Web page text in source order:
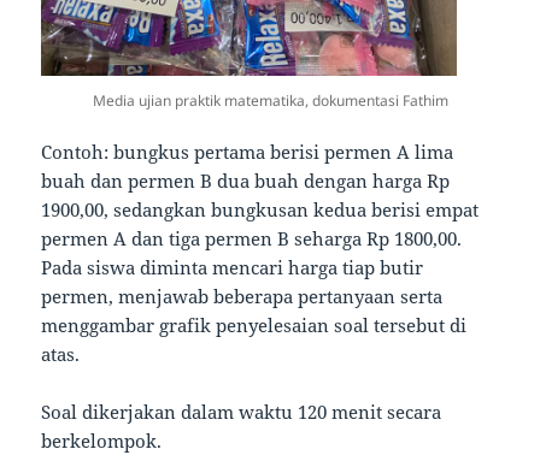
Media ujian praktik matematika, dokumentasi Fathim
Contoh: bungkus pertama berisi permen A lima
buah dan permen B dua buah dengan harga Rp
1900,00, sedangkan bungkusan kedua berisi empat
permen A dan tiga permen B seharga Rp 1800,00.
Pada siswa diminta mencari harga tiap butir
permen, menjawab beberapa pertanyaan serta
menggambar grafik penyelesaian soal tersebut di
atas.
Soal dikerjakan dalam waktu 120 menit secara
berkelompok.